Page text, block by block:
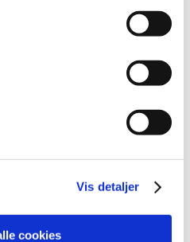
Vis detaljer
cookies
medlemmer til
til medlemmer af
på overgangsalder
eller generelt